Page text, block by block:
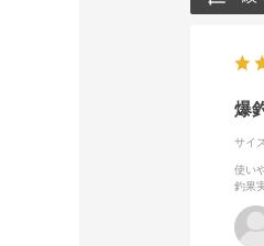
爆
サイ
使い
釣果